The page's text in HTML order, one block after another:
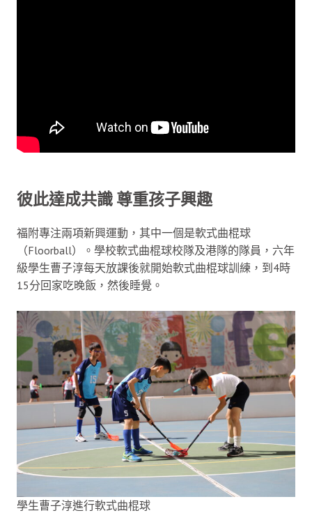
彼此達成共識 尊重孩子興趣
福附專注兩項新興運動，其中一個是軟式曲棍球
（Floorball）。學校軟式曲棍球校隊及港隊的隊員，六年
級學生曹子淳每天放課後就開始軟式曲棍球訓練，到4時
15分回家吃晚飯，然後睡覺。
學生曹子淳進行軟式曲棍球